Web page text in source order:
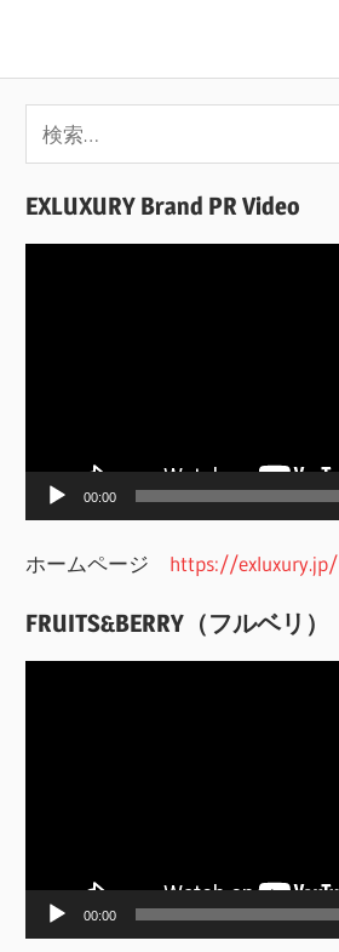
EXLUXURY Brand PR Video
ー
00:00
ホームページ https://exluxury.jp/
FRUITS&BERRY（フルベリ）
ー
00:00